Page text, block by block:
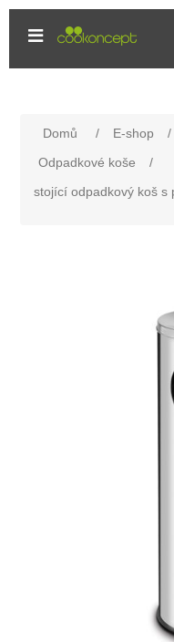
Domů / E-shop /
Odpadkové koše
/
stojící odpadkový koš s